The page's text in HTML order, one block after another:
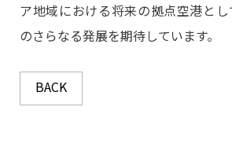
ア地域における将来の拠点空港と
のさらなる発展を期待しています。
BACK